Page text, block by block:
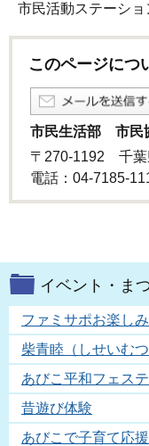
市民活動ステーシ
このページにつ
市民生活部 市民
〒270-1192 千葉
電話：04-7185-
イベント・ま
ファミサポお楽し
柴青睦（しせいむ
あびこ平和フェス
昔遊び体験
あびこで子育て応